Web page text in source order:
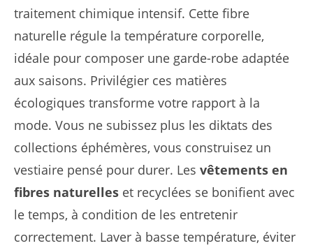
traitement chimique intensif. Cette fibre
naturelle régule la température corporelle,
idéale pour composer une garde-robe adaptée
aux saisons. Privilégier ces matières
écologiques transforme votre rapport à la
mode. Vous ne subissez plus les diktats des
collections éphémères, vous construisez un
vestiaire pensé pour durer. Les vêtements en
fibres naturelles et recyclées se bonifient avec
le temps, à condition de les entretenir
correctement. Laver à basse température, éviter